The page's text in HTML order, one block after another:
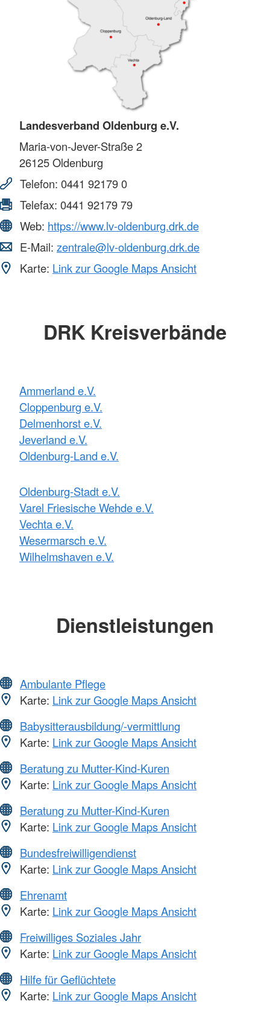
Landesverband Oldenburg e.V.
Maria-von-Jever-Straße 2
26125Oldenburg
Telefon: 0441 92179 0
Telefax: 0441 92179 79
Web: https://www.lv-oldenburg.drk.de
E-Mail: zentrale@lv-oldenburg.drk.de
Karte: Link zur Google Maps Ansicht
DRK Kreisverbände
Ammerland e.V.
Cloppenburg e.V.
Delmenhorst e.V.
Jeverland e.V.
Oldenburg-Land e.V.
Oldenburg-Stadt e.V.
Varel Friesische Wehde e.V.
Vechta e.V.
Wesermarsch e.V.
Wilhelmshaven e.V.
Dienstleistungen
Ambulante Pflege
Karte: Link zur Google Maps Ansicht
Babysitterausbildung/-vermittlung
Karte: Link zur Google Maps Ansicht
Beratung zu Mutter-Kind-Kuren
Karte: Link zur Google Maps Ansicht
Beratung zu Mutter-Kind-Kuren
Karte: Link zur Google Maps Ansicht
Bundesfreiwilligendienst
Karte: Link zur Google Maps Ansicht
Ehrenamt
Karte: Link zur Google Maps Ansicht
Freiwilliges Soziales Jahr
Karte: Link zur Google Maps Ansicht
Hilfe für Geflüchtete
Karte: Link zur Google Maps Ansicht